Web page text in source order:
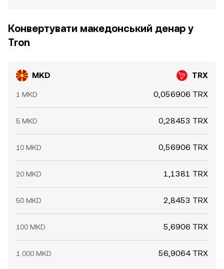
Конвертувати македонський денар у
Tron
MKD TRX
1 MKD 0,056906 TRX
5 MKD 0,28453 TRX
10 MKD 0,56906 TRX
20 MKD 1,1381 TRX
50 MKD 2,8453 TRX
100 MKD 5,6906 TRX
1 000 MKD 56,9064 TRX